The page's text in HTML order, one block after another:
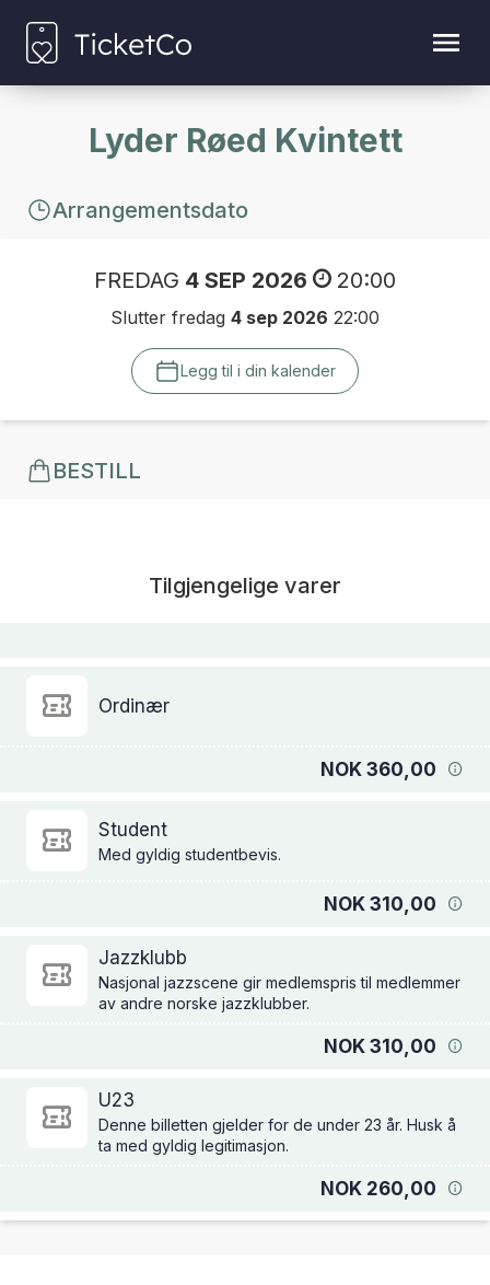
Lyder Røed Kvintett
Arrangementsdato
FREDAG 4 SEP 2026 20:00
Slutter fredag 4 sep 2026 22:00
Legg til i din kalender
BESTILL
Tilgjengelige varer
Ordinær
NOK 360,00
Student
Med gyldig studentbevis.
NOK 310,00
Jazzklubb
Nasjonal jazzscene gir medlemspris til medlemmer
av andre norske jazzklubber.
NOK 310,00
U23
Denne billetten gjelder for de under 23 år. Husk å
ta med gyldig legitimasjon.
NOK 260,00